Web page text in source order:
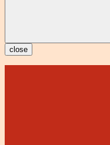
close